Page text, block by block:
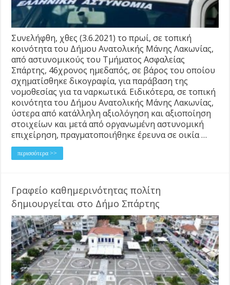
Συνελήφθη, χθες (3.6.2021) το πρωί, σε τοπική
κοινότητα του Δήμου Ανατολικής Μάνης Λακωνίας,
από αστυνομικούς του Τμήματος Ασφαλείας
Σπάρτης, 46χρονος ημεδαπός, σε βάρος του οποίου
σχηματίσθηκε δικογραφία, για παράβαση της
νομοθεσίας για τα ναρκωτικά. Ειδικότερα, σε τοπική
κοινότητα του Δήμου Ανατολικής Μάνης Λακωνίας,
ύστερα από κατάλληλη αξιολόγηση και αξιοποίηση
στοιχείων και μετά από οργανωμένη αστυνομική
επιχείρηση, πραγματοποιήθηκε έρευνα σε οικία …
περισσότερα >>
Γραφείο καθημερινότητας πολίτη
δημιουργείται στο Δήμο Σπάρτης